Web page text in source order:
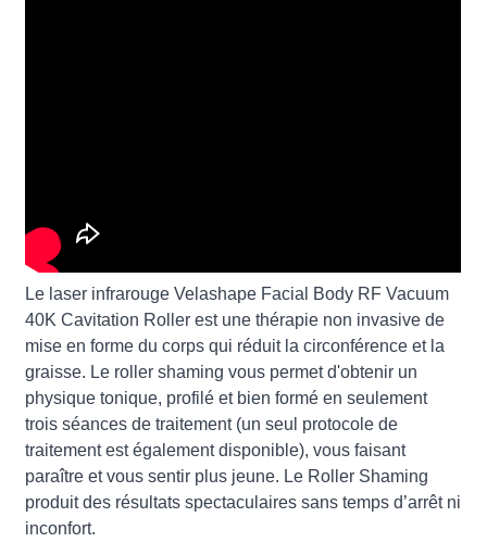
Le laser infrarouge Velashape Facial Body RF Vacuum
40K Cavitation Roller est une thérapie non invasive de
mise en forme du corps qui réduit la circonférence et la
graisse. Le roller shaming vous permet d'obtenir un
physique tonique, profilé et bien formé en seulement
trois séances de traitement (un seul protocole de
traitement est également disponible), vous faisant
paraître et vous sentir plus jeune. Le Roller Shaming
produit des résultats spectaculaires sans temps d’arrêt ni
inconfort.